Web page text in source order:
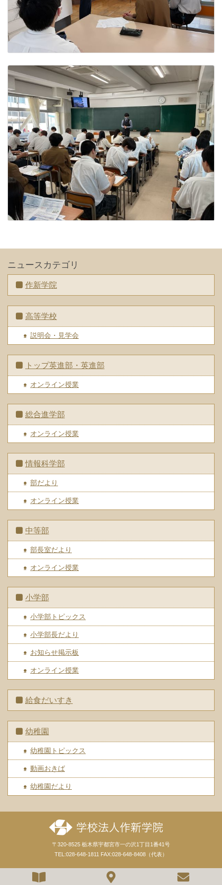
ニュースカテゴリ
作新学院
高等学校
説明会・見学会
トップ英進部・英進部
オンライン授業
総合進学部
オンライン授業
情報科学部
部だより
オンライン授業
中等部
部長室だより
オンライン授業
小学部
小学部トピックス
小学部長だより
お知らせ掲示板
オンライン授業
給食だいすき
幼稚園
幼稚園トピックス
動画おきば
幼稚園だより
〒320-8525 栃木県宇都宮市一の沢1丁目1番41号
TEL:028-648-1811 FAX:028-648-8408（代表）